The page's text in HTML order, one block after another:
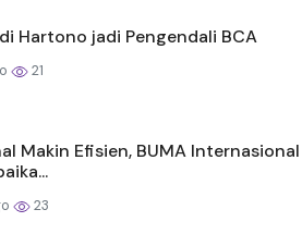
Hartono jadi Pengendali BCA
21
Makin Efisien, BUMA Internasional
23